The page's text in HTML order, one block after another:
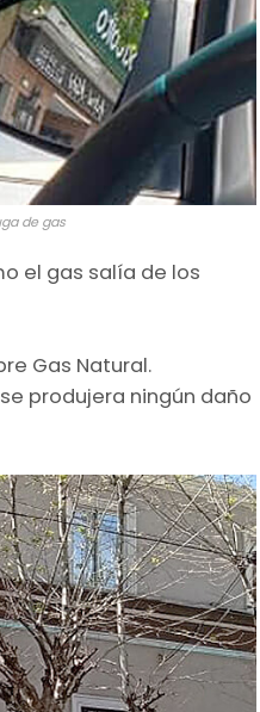
de gas
el gas salía de los
Gas Natural.
produjera ningún daño